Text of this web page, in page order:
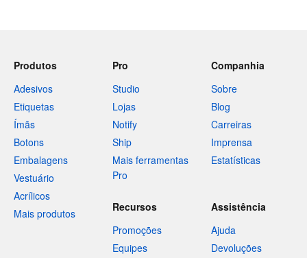
Produtos
Adesivos
Etiquetas
Ímãs
Botons
Embalagens
Vestuário
Acrílicos
Mais produtos
Pro
Studio
Lojas
Notify
Ship
Mais ferramentas
Pro
Companhia
Sobre
Blog
Carreiras
Imprensa
Estatísticas
Recursos
Promoções
Equipes
Assistência
Ajuda
Devoluções